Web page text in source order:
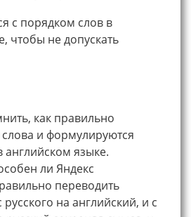
с порядком слов в
чтобы не допускать
как правильно
слова и формулируются
языке.
ли Яндекс
переводить
на английский, и с